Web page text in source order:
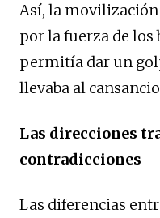
Así, la
por la fuerza de los
permitía dar un
llevaba al
Las direcciones
contradicciones
Las diferencias